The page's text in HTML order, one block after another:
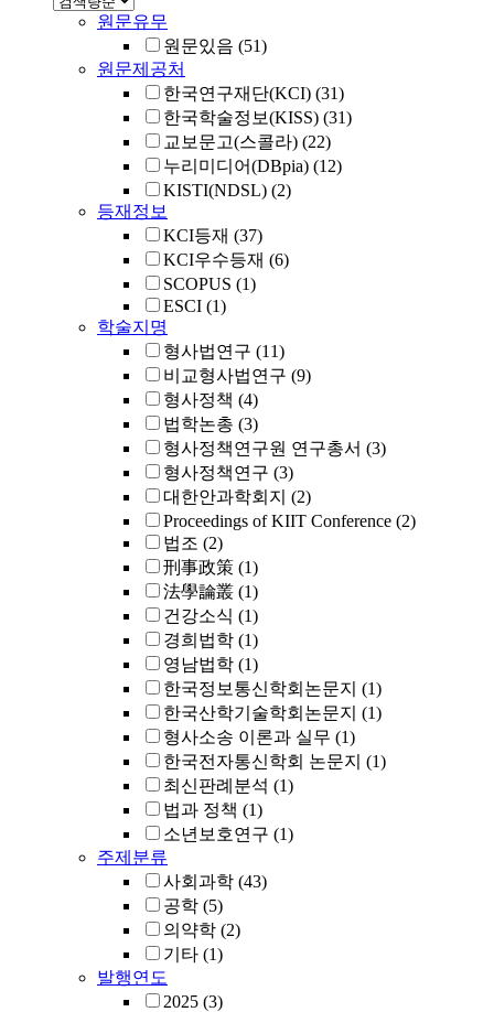
원문유무
원문있음 (51)
원문제공처
한국연구재단(KCI) (31)
한국학술정보(KISS) (31)
교보문고(스콜라) (22)
누리미디어(DBpia) (12)
KISTI(NDSL) (2)
등재정보
KCI등재 (37)
KCI우수등재 (6)
SCOPUS (1)
ESCI (1)
학술지명
형사법연구 (11)
비교형사법연구 (9)
형사정책 (4)
법학논총 (3)
형사정책연구원 연구총서 (3)
형사정책연구 (3)
대한안과학회지 (2)
Proceedings of KIIT Conference (2)
법조 (2)
刑事政策 (1)
法學論叢 (1)
건강소식 (1)
경희법학 (1)
영남법학 (1)
한국정보통신학회논문지 (1)
한국산학기술학회논문지 (1)
형사소송 이론과 실무 (1)
한국전자통신학회 논문지 (1)
최신판례분석 (1)
법과 정책 (1)
소년보호연구 (1)
주제분류
사회과학 (43)
공학 (5)
의약학 (2)
기타 (1)
발행연도
2025 (3)